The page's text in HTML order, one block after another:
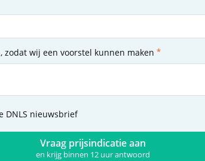
zodat wij een voorstel kunnen maken
DNLS nieuwsbrief
Vraag prijsindicatie aan
en krijg binnen 12 uur antwoord